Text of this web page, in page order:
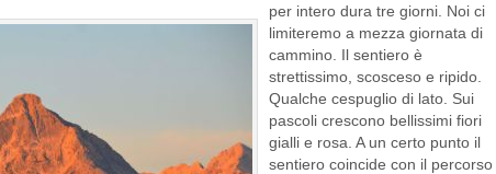
per intero dura tre giorni. Noi ci
limiteremo a mezza giornata di
cammino. Il sentiero è
strettissimo, scosceso e ripido.
Qualche cespuglio di lato. Sui
pascoli crescono bellissimi fiori
gialli e rosa. A un certo punto il
sentiero coincide con il percorso